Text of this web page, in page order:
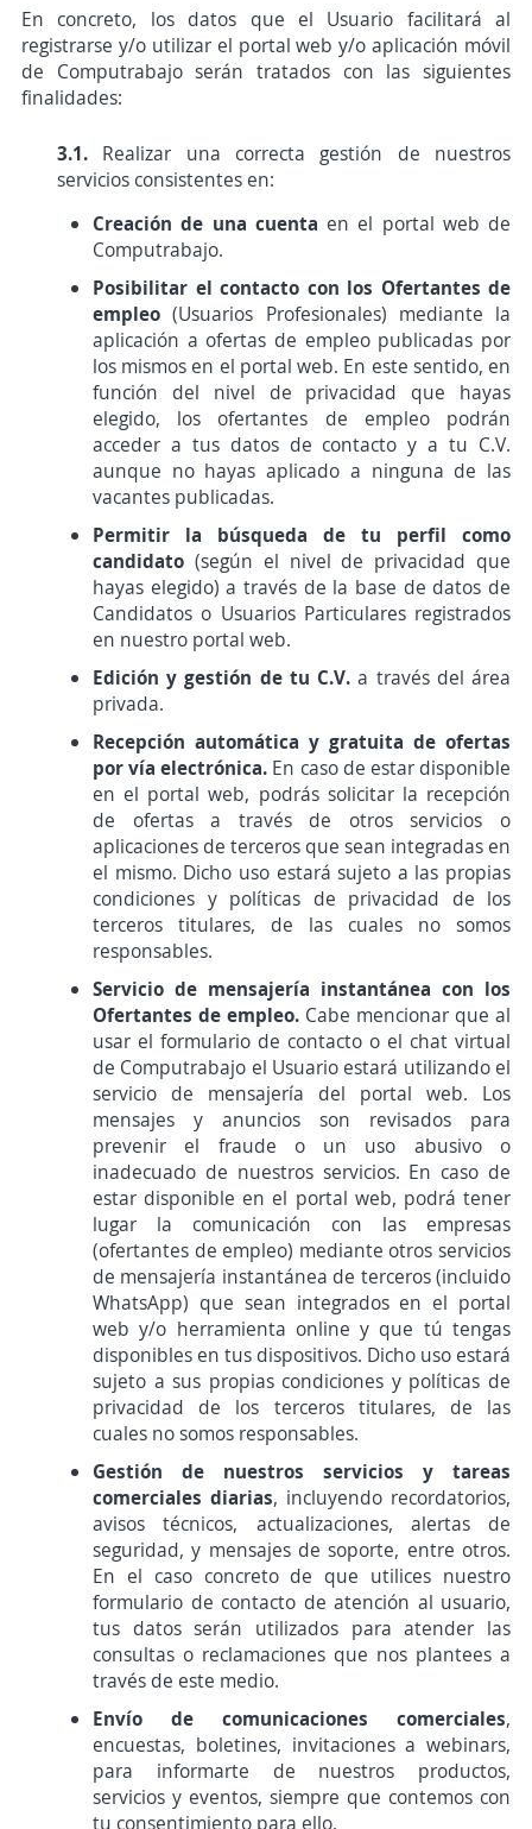
En concreto, los datos que el Usuario facilitará al
registrarse y/o utilizar el portal web y/o aplicación móvil
de Computrabajo serán tratados con las siguientes
finalidades:
3.1. Realizar una correcta gestión de nuestros
servicios consistentes en:
Creación de una cuenta en el portal web de
Computrabajo.
Posibilitar el contacto con los Ofertantes de
empleo (Usuarios Profesionales) mediante la
aplicación a ofertas de empleo publicadas por
los mismos en el portal web. En este sentido, en
función del nivel de privacidad que hayas
elegido, los ofertantes de empleo podrán
acceder a tus datos de contacto y a tu C.V.
aunque no hayas aplicado a ninguna de las
vacantes publicadas.
Permitir la búsqueda de tu perfil como
candidato (según el nivel de privacidad que
hayas elegido) a través de la base de datos de
Candidatos o Usuarios Particulares registrados
en nuestro portal web.
Edición y gestión de tu C.V. a través del área
privada.
Recepción automática y gratuita de ofertas
por vía electrónica. En caso de estar disponible
en el portal web, podrás solicitar la recepción
de ofertas a través de otros servicios o
aplicaciones de terceros que sean integradas en
el mismo. Dicho uso estará sujeto a las propias
condiciones y políticas de privacidad de los
terceros titulares, de las cuales no somos
responsables.
Servicio de mensajería instantánea con los
Ofertantes de empleo. Cabe mencionar que al
usar el formulario de contacto o el chat virtual
de Computrabajo el Usuario estará utilizando el
servicio de mensajería del portal web. Los
mensajes y anuncios son revisados para
prevenir el fraude o un uso abusivo o
inadecuado de nuestros servicios. En caso de
estar disponible en el portal web, podrá tener
lugar la comunicación con las empresas
(ofertantes de empleo) mediante otros servicios
de mensajería instantánea de terceros (incluido
WhatsApp) que sean integrados en el portal
web y/o herramienta online y que tú tengas
disponibles en tus dispositivos. Dicho uso estará
sujeto a sus propias condiciones y políticas de
privacidad de los terceros titulares, de las
cuales no somos responsables.
Gestión de nuestros servicios y tareas
comerciales diarias, incluyendo recordatorios,
avisos técnicos, actualizaciones, alertas de
seguridad, y mensajes de soporte, entre otros.
En el caso concreto de que utilices nuestro
formulario de contacto de atención al usuario,
tus datos serán utilizados para atender las
consultas o reclamaciones que nos plantees a
través de este medio.
Envío de comunicaciones comerciales,
encuestas, boletines, invitaciones a webinars,
para informarte de nuestros productos,
servicios y eventos, siempre que contemos con
tu consentimiento para ello.